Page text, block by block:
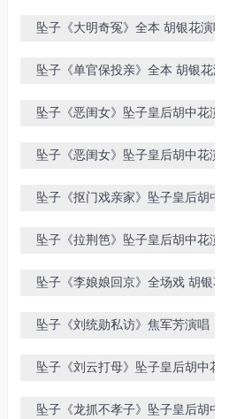
坠子《大明奇冤》全本 胡银花演唱
坠子《单官保投亲》全本 胡银花演
坠子《恶闺女》坠子皇后胡中花演唱
坠子《恶闺女》坠子皇后胡中花演唱
坠子《抠门戏亲家》坠子皇后胡中花
坠子《拉荆笆》坠子皇后胡中花演唱
坠子《李娘娘回京》全场戏 胡银花
坠子《刘统勋私访》焦军芳演唱
坠子《刘云打母》坠子皇后胡中花演
坠子《龙抓不孝子》坠子皇后胡中花